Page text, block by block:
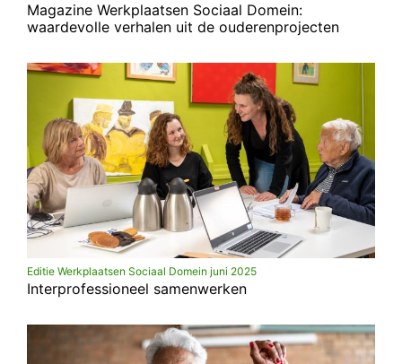
Magazine Werkplaatsen Sociaal Domein:
waardevolle verhalen uit de ouderenprojecten
Editie Werkplaatsen Sociaal Domein juni 2025
Interprofessioneel samenwerken